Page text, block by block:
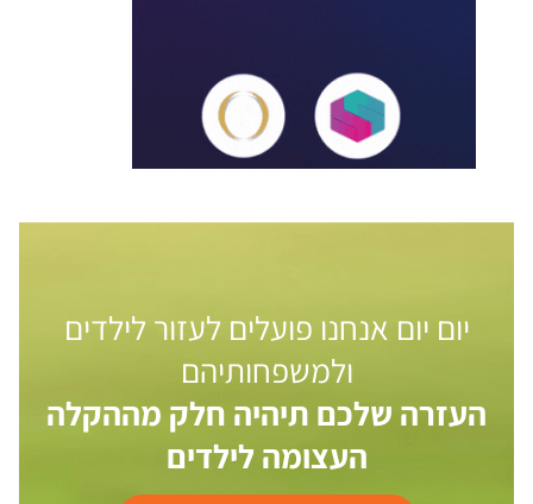
יום יום אנחנו פועלים לעזור לילדים
ולמשפחותיהם
העזרה שלכם תיהיה חלק מההקלה
העצומה לילדים